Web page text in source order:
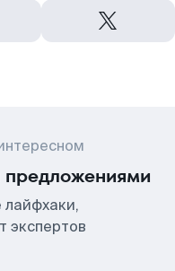
экспертов